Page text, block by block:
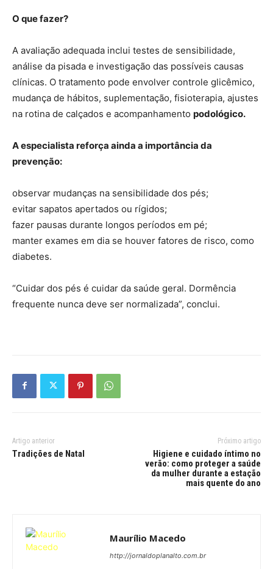
O que fazer?
A avaliação adequada inclui testes de sensibilidade,
análise da pisada e investigação das possíveis causas
clínicas. O tratamento pode envolver controle glicêmico,
mudança de hábitos, suplementação, fisioterapia, ajustes
na rotina de calçados e acompanhamento podológico.
A especialista reforça ainda a importância da
prevenção:
observar mudanças na sensibilidade dos pés;
evitar sapatos apertados ou rígidos;
fazer pausas durante longos períodos em pé;
manter exames em dia se houver fatores de risco, como
diabetes.
“Cuidar dos pés é cuidar da saúde geral. Dormência
frequente nunca deve ser normalizada”, conclui.
Artigo anterior
Tradições de Natal
Próximo artigo
Higiene e cuidado íntimo no
verão: como proteger a saúde
da mulher durante a estação
mais quente do ano
Maurílio Macedo
http://jornaldoplanalto.com.br